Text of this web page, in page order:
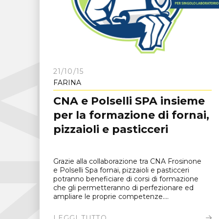
21/10/15
FARINA
CNA e Polselli SPA insieme
per la formazione di fornai,
pizzaioli e pasticceri
Grazie alla collaborazione tra CNA Frosinone
e Polselli Spa fornai, pizzaioli e pasticceri
potranno beneficiare di corsi di formazione
che gli permetteranno di perfezionare ed
ampliare le proprie competenze....